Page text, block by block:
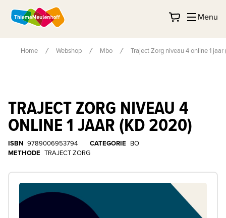
Menu
Home Webshop Mbo Traject Zorg niveau 4 online 1
TRAJECT ZORG NIVEAU 4
ONLINE 1 JAAR (KD 2020)
ISBN 9789006953794 CATEGORIE BO
METHODE TRAJECT ZORG